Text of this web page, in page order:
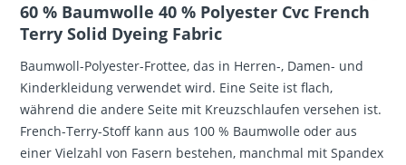
60 % Baumwolle 40 % Polyester Cvc French
Terry Solid Dyeing Fabric
Baumwoll-Polyester-Frottee, das in Herren-, Damen- und
Kinderkleidung verwendet wird. Eine Seite ist flach,
während die andere Seite mit Kreuzschlaufen versehen ist.
French-Terry-Stoff kann aus 100 % Baumwolle oder aus
einer Vielzahl von Fasern bestehen, manchmal mit Spandex